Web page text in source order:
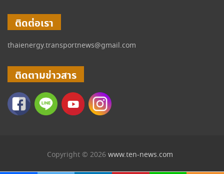
ติดต่อเรา
thaienergy.transportnews@gmail.com
ติดตามข่าวสาร
Copyright © 2026 www.ten-news.com